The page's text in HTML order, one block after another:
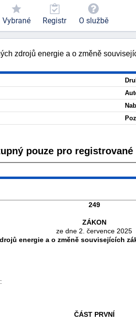
zdrojů energie a o změně
pouze pro registrované
249
ZÁKON
ze dne 2. července 2025
energie a o změně souvisejících
ČÁST PRVNÍ
Vybrané Registr O službě